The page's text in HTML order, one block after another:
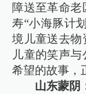
障送至革命老
寿“小海豚计
境儿童送去物
儿童的笑声
希望的故事，
山东蒙阴